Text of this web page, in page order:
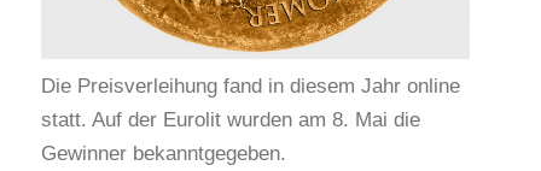
Die Preisverleihung fand in diesem Jahr online
statt. Auf der Eurolit wurden am 8. Mai die
Gewinner bekanntgegeben.